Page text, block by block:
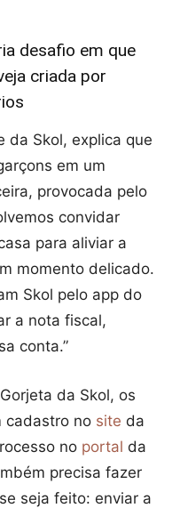
desafio em que
criada por
da Skol, explica que
em um
provocada pelo
convidar
para aliviar a
momento delicado.
Skol pelo app do
a nota fiscal,
conta.”
da Skol, os
cadastro no site da
no portal da
precisa fazer
seja feito: enviar a